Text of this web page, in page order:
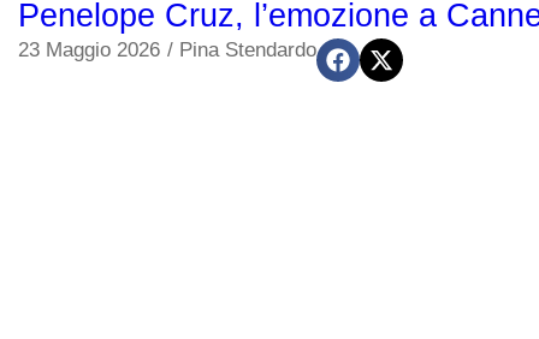
Penelope Cruz, l’emozione a
23 Maggio 2026 / Pina Stendardo